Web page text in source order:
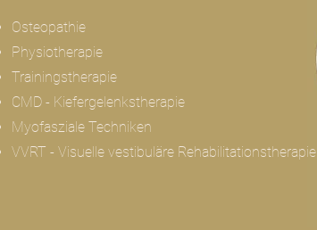
Osteopathie
Physiotherapie​
Trainingstherapie
CMD - Kiefergelenkstherapie
Myofasziale Techniken
VVRT - Visuelle vestibuläre Rehabilitationstherapie